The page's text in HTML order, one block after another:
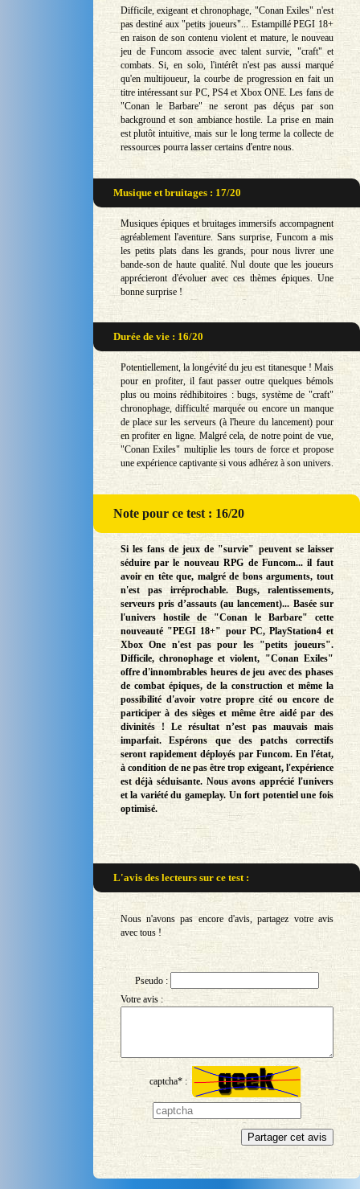
Difficile, exigeant et chronophage, "Conan Exiles" n'est
pas destiné aux "petits joueurs"... Estampillé PEGI 18+
en raison de son contenu violent et mature, le nouveau
jeu de Funcom associe avec talent survie, "craft" et
combats. Si, en solo, l'intérêt n'est pas aussi marqué
qu'en multijoueur, la courbe de progression en fait un
titre intéressant sur PC, PS4 et Xbox ONE. Les fans de
"Conan le Barbare" ne seront pas déçus par son
background et son ambiance hostile. La prise en main
est plutôt intuitive, mais sur le long terme la collecte de
ressources pourra lasser certains d'entre nous.
Musique et bruitages : 17/20
Musiques épiques et bruitages immersifs accompagnent
agréablement l'aventure. Sans surprise, Funcom a mis
les petits plats dans les grands, pour nous livrer une
bande-son de haute qualité. Nul doute que les joueurs
apprécieront d'évoluer avec ces thèmes épiques. Une
bonne surprise !
Durée de vie : 16/20
Potentiellement, la longévité du jeu est titanesque ! Mais
pour en profiter, il faut passer outre quelques bémols
plus ou moins rédhibitoires : bugs, système de "craft"
chronophage, difficulté marquée ou encore un manque
de place sur les serveurs (à l'heure du lancement) pour
en profiter en ligne. Malgré cela, de notre point de vue,
"Conan Exiles" multiplie les tours de force et propose
une expérience captivante si vous adhérez à son univers.
Notepour ce test : 16/20
Si les fans de jeux de "survie" peuvent se laisser
séduire par le nouveau RPG de Funcom... il faut
avoir en tête que, malgré de bons arguments, tout
n'est pas irréprochable. Bugs, ralentissements,
serveurs pris d’assauts (au lancement)... Basée sur
l'univers hostile de "Conan le Barbare" cette
nouveauté "PEGI 18+" pour PC, PlayStation4 et
Xbox One n'est pas pour les "petits joueurs".
Difficile, chronophage et violent, "Conan Exiles"
offre d'innombrables heures de jeu avec des phases
de combat épiques, de la construction et même la
possibilité d'avoir votre propre cité ou encore de
participer à des sièges et même être aidé par des
divinités ! Le résultat n’est pas mauvais mais
imparfait. Espérons que des patchs correctifs
seront rapidement déployés par Funcom. En l'état,
à condition de ne pas être trop exigeant, l'expérience
est déjà séduisante. Nous avons apprécié l'univers
et la variété du gameplay. Un fort potentiel une fois
optimisé.
L'avis des lecteurs surce test :
Nous n'avons pas encore d'avis, partagez votre avis
avec tous !
Pseudo :
Votre avis :
captcha* :